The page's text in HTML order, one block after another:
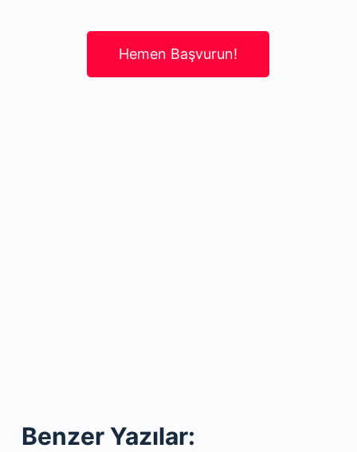
Hemen Başvurun!
Benzer Yazılar: